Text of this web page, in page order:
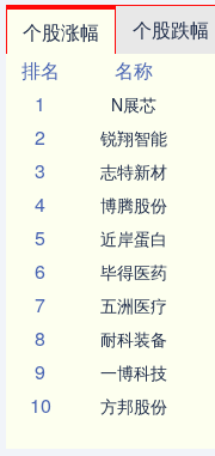
个股涨幅 个股跌幅
排名
名称
1
N展芯
2 锐翔智能
3 志特新材
4 博腾股份
5 近岸蛋白
6 毕得医药
7 五洲医疗
8 耐科装备
9 一博科技
10 方邦股份